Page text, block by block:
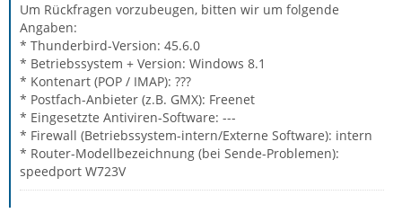
Um Rückfragen vorzubeugen, bitten wir um folgende
Angaben:
* Thunderbird-Version: 45.6.0
* Betriebssystem + Version: Windows 8.1
* Kontenart (POP / IMAP): ???
* Postfach-Anbieter (z.B. GMX): Freenet
* Eingesetzte Antiviren-Software: ---
* Firewall (Betriebssystem-intern/Externe Software): intern
* Router-Modellbezeichnung (bei Sende-Problemen):
speedport W723V